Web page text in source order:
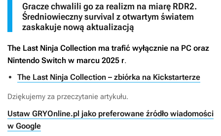
Gracze chwalili go za realizm na miarę RDR2.
Średniowieczny survival z otwartym światem
zaskakuje nową aktualizacją
The Last Ninja Collection ma trafić wyłącznie na PC oraz
Nintendo Switch w marcu 2025 r.
The Last Ninja Collection – zbiórka na Kickstarterze
Dziękujemy za przeczytanie artykułu.
Ustaw GRYOnline.pl jako preferowane źródło wiadomości
w Google